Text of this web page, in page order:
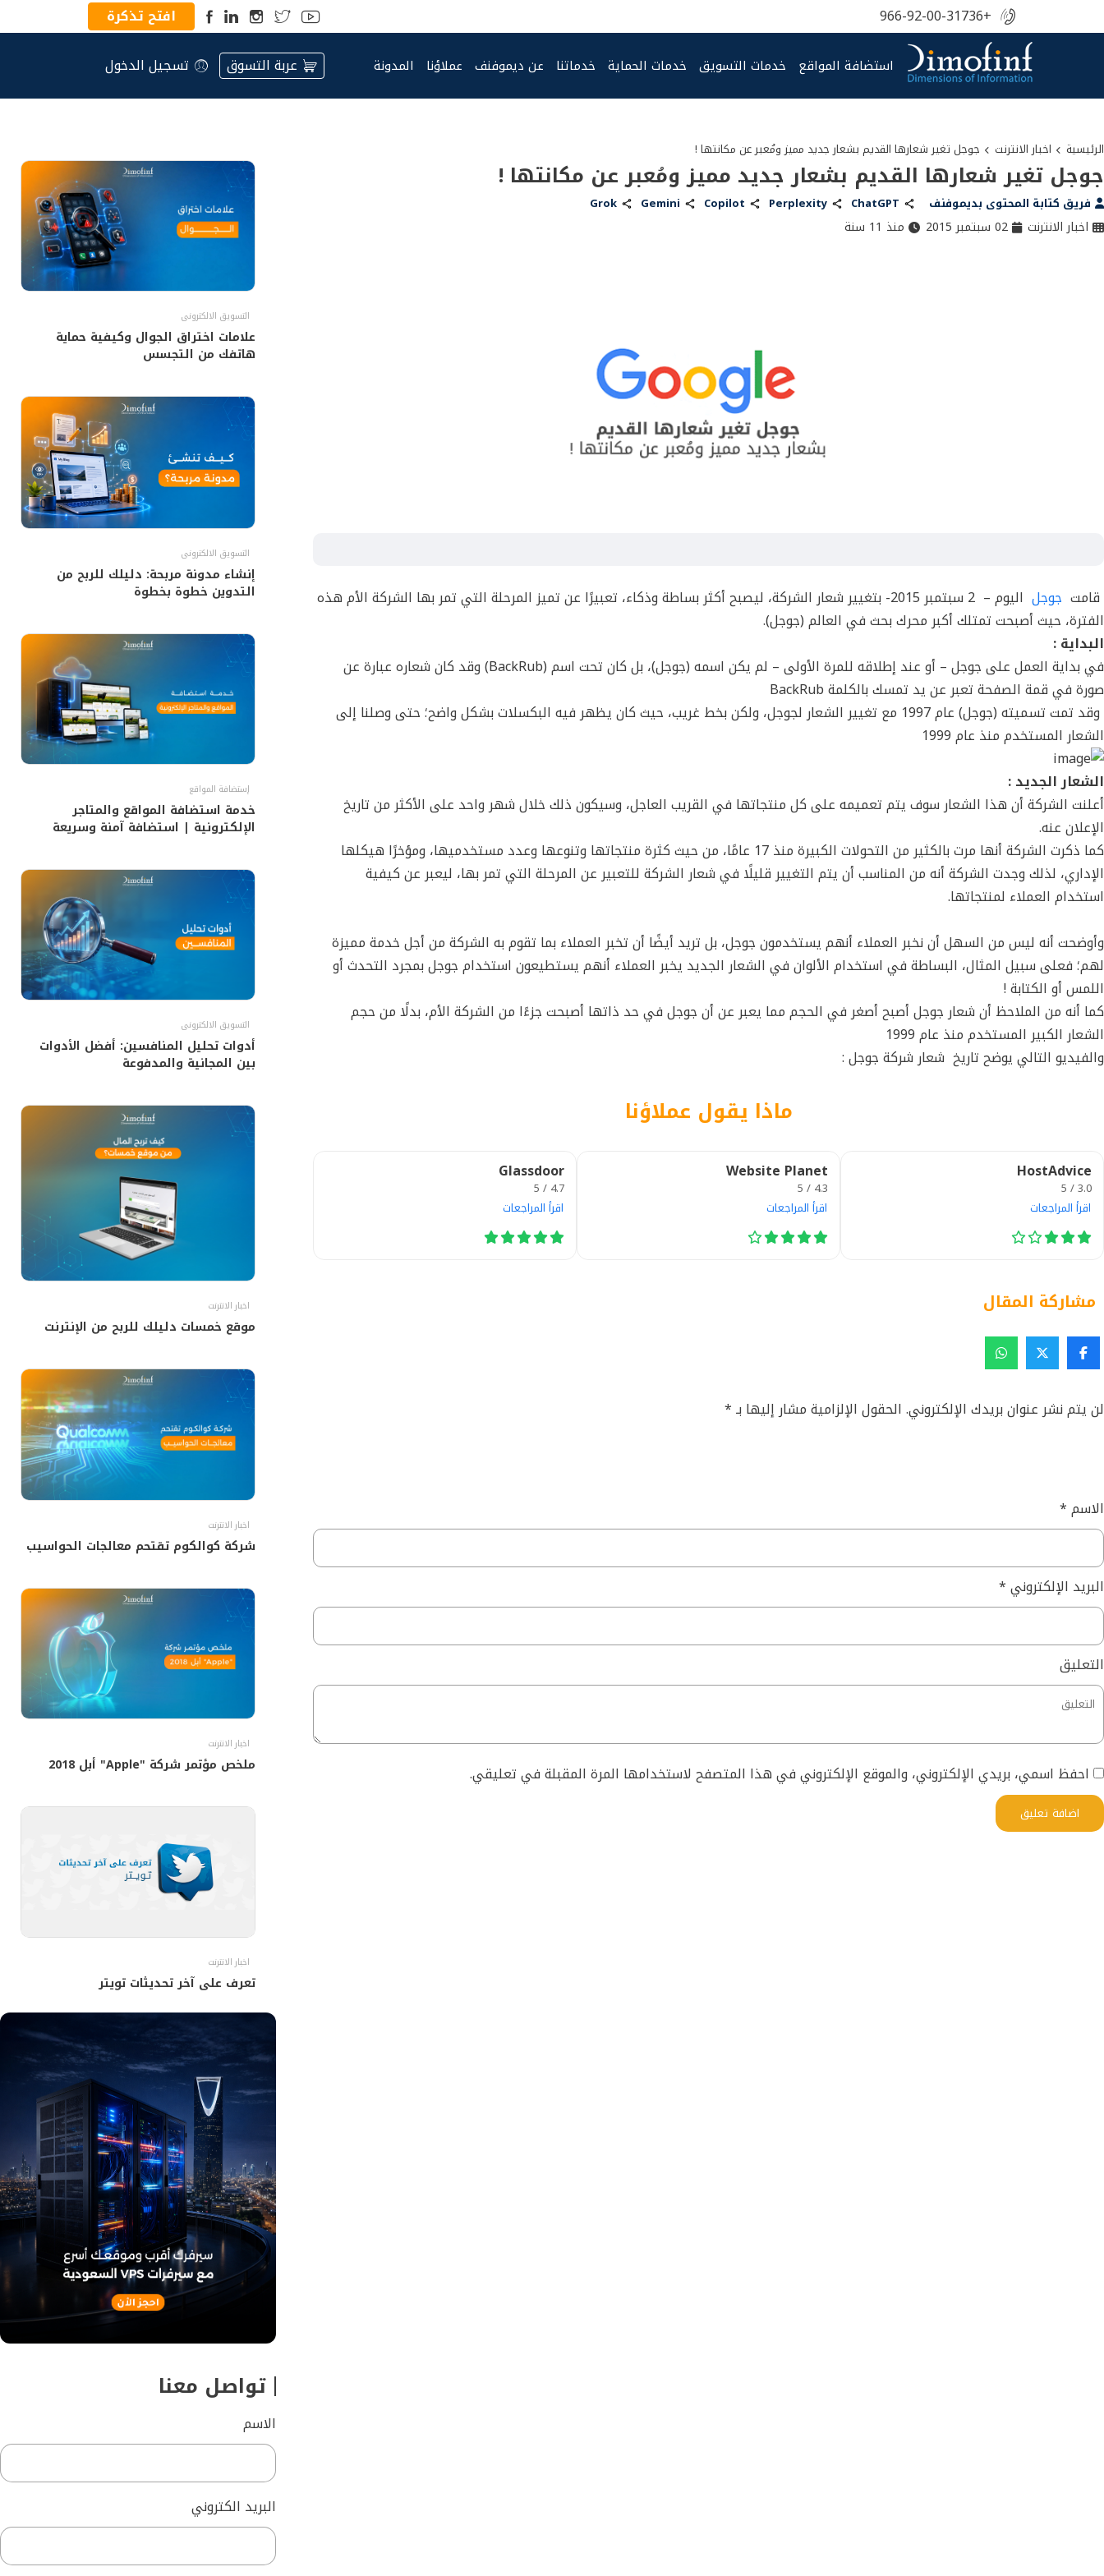
+966-92-00-31736 افتح تذكرة
استضافة المواقع خدمات التسويق خدمات الحماية خدماتنا عن ديموفنف عملاؤنا المدونة عربة التسوق تسجيل الدخول
الرئيسية اخبار الانترنت جوجل تغير شعارها القديم بشعار جديد مميز ومُعبر عن مكانتها !
جوجل تغير شعارها القديم بشعار جديد مميز ومُعبر عن مكانتها !
فريق كتابة المحتوى بديموفنف ChatGPT
Perplexity
Copilot
Gemini
Grok
اخبار الانترنت 02 سبتمبر 2015 منذ 11 سنة
قامت جوجل
اليوم – 2 سبتمبر 2015- بتغيير شعار الشركة، ليصبح أكثر بساطة وذكاء، تعبيرًا عن تميز المرحلة التي تمر بها الشركة الأم هذه
الفترة، حيث أصبحت تمتلك أكبر محرك بحث في العالم (جوجل).
البداية :
في بداية العمل على جوجل – أو عند إطلاقه للمرة الأولى – لم يكن اسمه (جوجل)، بل كان تحت اسم (BackRub) وقد كان شعاره عبارة عن
صورة في قمة الصفحة تعبر عن يد تمسك بالكلمة BackRub
وقد تمت تسميته (جوجل) عام 1997 مع تغيير الشعار لجوجل، ولكن بخط غريب، حيث كان يظهر فيه البكسلات بشكل واضح؛ حتى وصلنا إلى
الشعار المستخدم منذ عام 1999
الشعار الجديد :
أعلنت الشركة أن هذا الشعار سوف يتم تعميمه على كل منتجاتها في القريب العاجل، وسيكون ذلك خلال شهر واحد على الأكثر من تاريخ
الإعلان عنه.
كما ذكرت الشركة أنها مرت بالكثير من التحولات الكبيرة منذ 17 عامًا، من حيث كثرة منتجاتها وتنوعها وعدد مستخدميها، ومؤخرًا هيكلها
الإداري، لذلك وجدت الشركة أنه من المناسب أن يتم التغيير قليلًا في شعار الشركة للتعبير عن المرحلة التي تمر بها، ليعبر عن كيفية
استخدام العملاء لمنتجاتها.
وأوضحت أنه ليس من السهل أن نخبر العملاء أنهم يستخدمون جوجل، بل تريد أيضًا أن تخبر العملاء بما تقوم به الشركة من أجل خدمة مميزة
لهم؛ فعلى سبيل المثال، البساطة في استخدام الألوان في الشعار الجديد يخبر العملاء أنهم يستطيعون استخدام جوجل بمجرد التحدث أو
اللمس أو الكتابة !
كما أنه من الملاحظ أن شعار جوجل أصبح أصغر في الحجم مما يعبر عن أن جوجل في حد ذاتها أصبحت جزءًا من الشركة الأم، بدلًا من حجم
الشعار الكبير المستخدم منذ عام 1999
والفيديو التالي يوضح تاريخ شعار شركة جوجل :
ماذا يقول عملاؤنا
HostAdvice
3.0 / 5
اقرأ المراجعات
Website Planet
4.3 / 5
اقرأ المراجعات
Glassdoor
4.7 / 5
اقرأ المراجعات
مشاركة المقال
لن يتم نشر عنوان بريدك الإلكتروني. الحقول الإلزامية مشار إليها بـ*
التعليق
الاسم*
البريد الإلكتروني*
احفظ اسمي، بريدي الإلكتروني، والموقع الإلكتروني في هذا المتصفح لاستخدامها المرة المقبلة في تعليقي.
التسويق الالكترونى
علامات اختراق الجوال وكيفية حماية
هاتفك من التجسس
التسويق الالكترونى
إنشاء مدونة مربحة: دليلك للربح من
التدوين خطوة بخطوة
إستضافة المواقع
خدمة استضافة المواقع والمتاجر
الإلكترونية | استضافة آمنة وسريعة
التسويق الالكترونى
أدوات تحليل المنافسين: أفضل الأدوات
بين المجانية والمدفوعة
اخبار الانترنت
موقع خمسات دليلك للربح من الإنترنت
اخبار الانترنت
شركة كوالكوم تقتحم معالجات الحواسيب
اخبار الانترنت
ملخص مؤتمر شركة "Apple" أبل 2018
اخبار الانترنت
تعرف على آخر تحديثات تويتر
تواصل معنا
الاسم
البريد الكتروني